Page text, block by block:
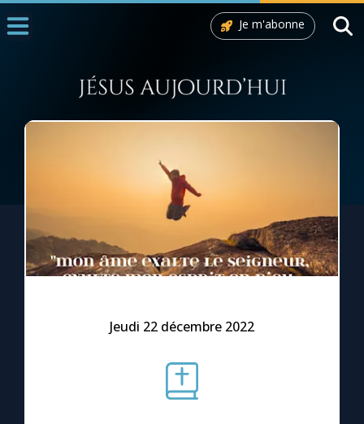
1000 Raisons de Croire
L'actualité de la semaine
La chaîne Youtube
Je m'abonne
Jeudi 22 décembre 2022